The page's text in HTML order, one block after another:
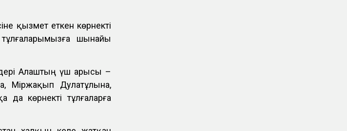
қызмет еткен көрнекті
шынайы
Алаштың үш арысы –
Міржақып Дулатұлына,
көрнекті тұлғаларға